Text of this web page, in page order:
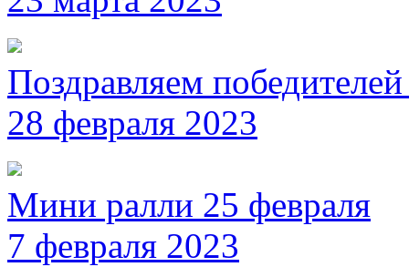
Поздравляем
28 февраля 2023
Мини ралли 25 февраля
7 февраля 2023